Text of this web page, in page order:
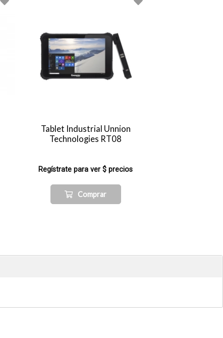
Tablet Industrial Unnion
Technologies RT08
Regístrate para ver $ precios
Comprar